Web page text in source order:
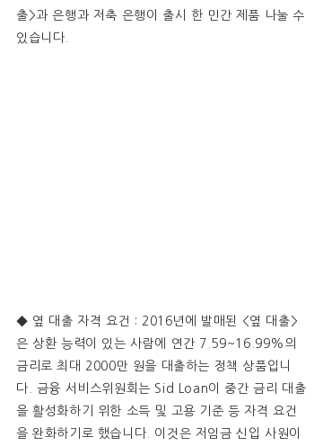
출>과 은행과 저축 은행이 출시 한 민간 제품 나눌 수
있습니다.
◆ 옆 대출 자격 요건 : 2016년에 발매된 <옆 대출>
은 상환 능력이 있는 사람에 연간 7.59~16.99%의
금리로 최대 2000만 원을 대출하는 정책 상품입니
다. 금융 서비스위원회는 Sid Loan이 중간 금리 대출
을 활성화하기 위한 소득 및 고용 기준 등 자격 요건
을 완화하기로 했습니다. 이것은 저임금 신입 사원이